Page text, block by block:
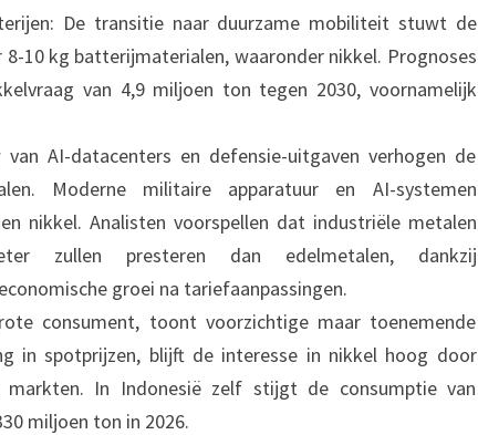
De transitie naar duurzame mobiliteit stuwt de
8-10 kg batterijmaterialen, waaronder nikkel. Prognoses
van 4,9 miljoen ton tegen 2030, voornamelijk
AI-datacenters en defensie-uitgaven verhogen de
Moderne militaire apparatuur en AI-systemen
nikkel. Analisten voorspellen dat industriële metalen
zullen presteren dan edelmetalen, dankzij
groei na tariefaanpassingen.
consument, toont voorzichtige maar toenemende
in spotprijzen, blijft de interesse in nikkel hoog door
markten. In Indonesië zelf stijgt de consumptie van
miljoen ton in 2026.